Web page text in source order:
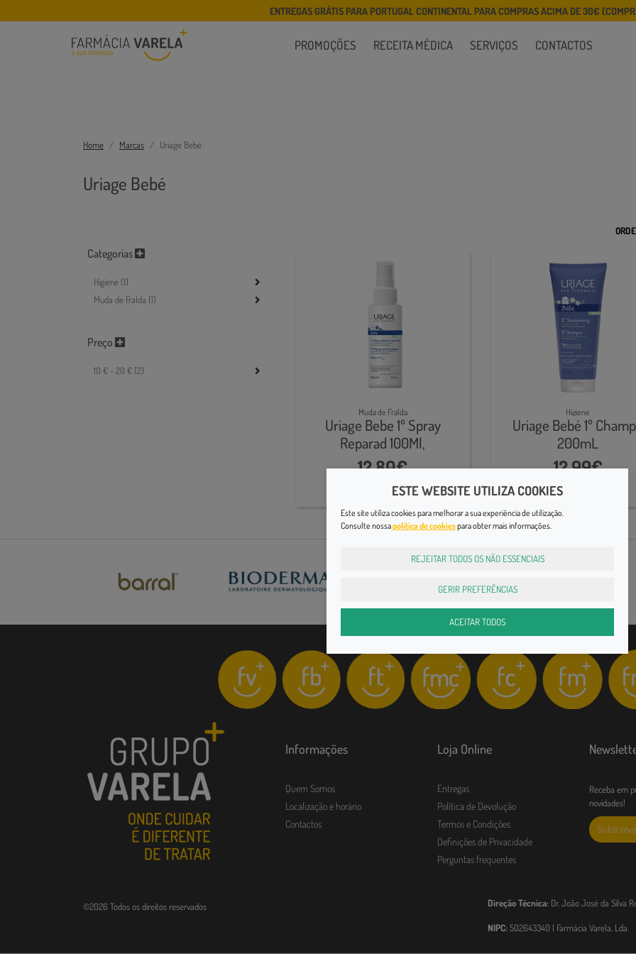
ENTREGAS GRÁTIS PARA PORTUGAL CONTINENTAL PARA COMPRAS ACIMA DE 30€
PROMOÇÕES RECEITA MÉDICA SERVIÇOS CONTACTOS
Home Marcas Uriage Bebé
Uriage Bebé
Categorias
Higiene (1)
Muda de Fralda (1)
Preço
10 € - 20 € (2)
Muda de Fralda
Uriage Bebe 1º Spray
Reparad 100Ml,
12,80€
Higiene
Uriage Bebé 1º
200mL
12,99€
Informações
Quem Somos
Localização e horário
Contactos
Loja Online
Entregas
Política de Devolução
Termos e Condições
Definições de Privacidade
Perguntas frequentes
Receba em
novidades!
©2026 Todos os direitos reservados Direção Técnica: Dr. João José da Silva
NIPC: 502643340 | Farmácia Varela, Lda.
ESTE WEBSITE UTILIZA COOKIES
Este site utiliza cookies para melhorar a sua experiência de utilização.
Consulte nossapolítica de cookiespara obter mais informações.
REJEITAR TODOS OS NÃO ESSENCIAIS
GERIR PREFERÊNCIAS
ACEITAR TODOS